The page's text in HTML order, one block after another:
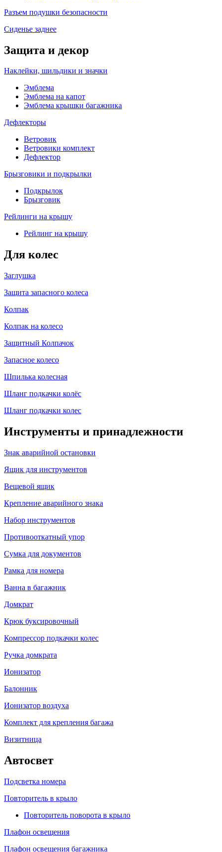
Разъем подушки безопасности
Сиденье заднее
Защита и декор
Наклейки, шильдики и значки
Эмблема
Эмблема на капот
Эмблема крышки багажника
Дефлекторы
Ветровик
Ветровики комплект
Дефлектор
Брызговики и подкрылки
Подкрылок
Брызговик
Рейлинги на крышу
Рейлинг на крышу
Для колес
Заглушка
Защита запасного колеса
Колпак
Колпак на колесо
Защитный Колпачок
Запасное колесо
Шпилька колесная
Шланг подкачки колёс
Шланг подкачки колес
Инструменты и принадлежности
Знак аварийной остановки
Ящик для инструментов
Вещевой ящик
Крепление аварийного знака
Набор инструментов
Противооткатный упор
Сумка для документов
Рамка для номера
Ванна в багажник
Домкрат
Крюк буксировочный
Компрессор подкачки колес
Ручка домкрата
Ионизатор
Балонник
Ионизатор воздуха
Комплект для крепления багажа
Визитница
Автосвет
Подсветка номера
Повторитель в крыло
Повторитель поворота в крыло
Плафон освещения
Плафон освещения багажника